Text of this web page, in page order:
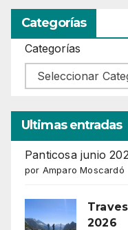
Categorías
Categorías
Ultimas entradas
Panticosa junio
por Amparo Moscardó
2026